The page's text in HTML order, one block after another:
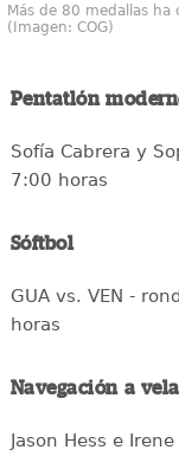
Más de 80 medallas
(Imagen: COG)
Pentatlón
Sofía Cabrera y
7:00 horas
Sóftbol
GUA vs. VEN -
horas
Navegación a vela
Jason Hess e